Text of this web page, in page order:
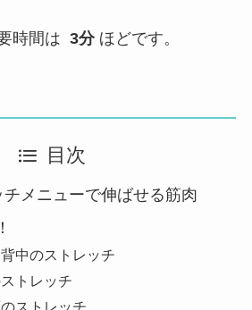
時間は 3分ほどです。
目次
チメニューで伸ばせる筋肉
中のストレッチ
トレッチ
ストレッチ